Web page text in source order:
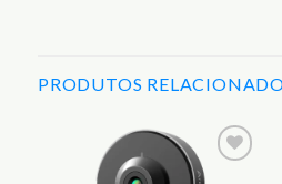
PRODUTOS